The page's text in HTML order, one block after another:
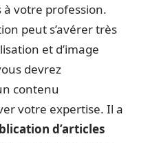
votre profession.
peut s’avérer très
et d’image
devrez
contenu
votre expertise. Il a
d’articles